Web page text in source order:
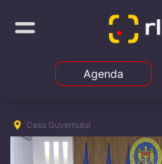
Agenda
Casa Guvernului